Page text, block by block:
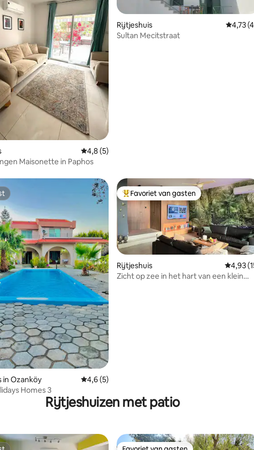
van 4,89 uit 5, 18 recensies
Gemiddelde beoordeling van 4,8 uit 5, 5 recensies
4,8 (5)
Maisonette in Paphos
Rijtjeshuis
4,73
Sultan Mecitstraat
van 4,67 uit 5, 3 recensies
in Ozanköy Gemiddelde beoordeling van 4,6 uit 5, 5 recensies
4,6 (5)
Homes 3
Topfavoriet van gasten
Favoriet van gasten
Rijtjeshuis
4,93
Zicht op zee in het hart van een klein
Rijtjeshuizen met patio